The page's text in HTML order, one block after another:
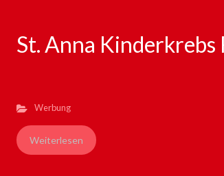
St. Anna Kinderkrebs
Werbung
Weiterlesen